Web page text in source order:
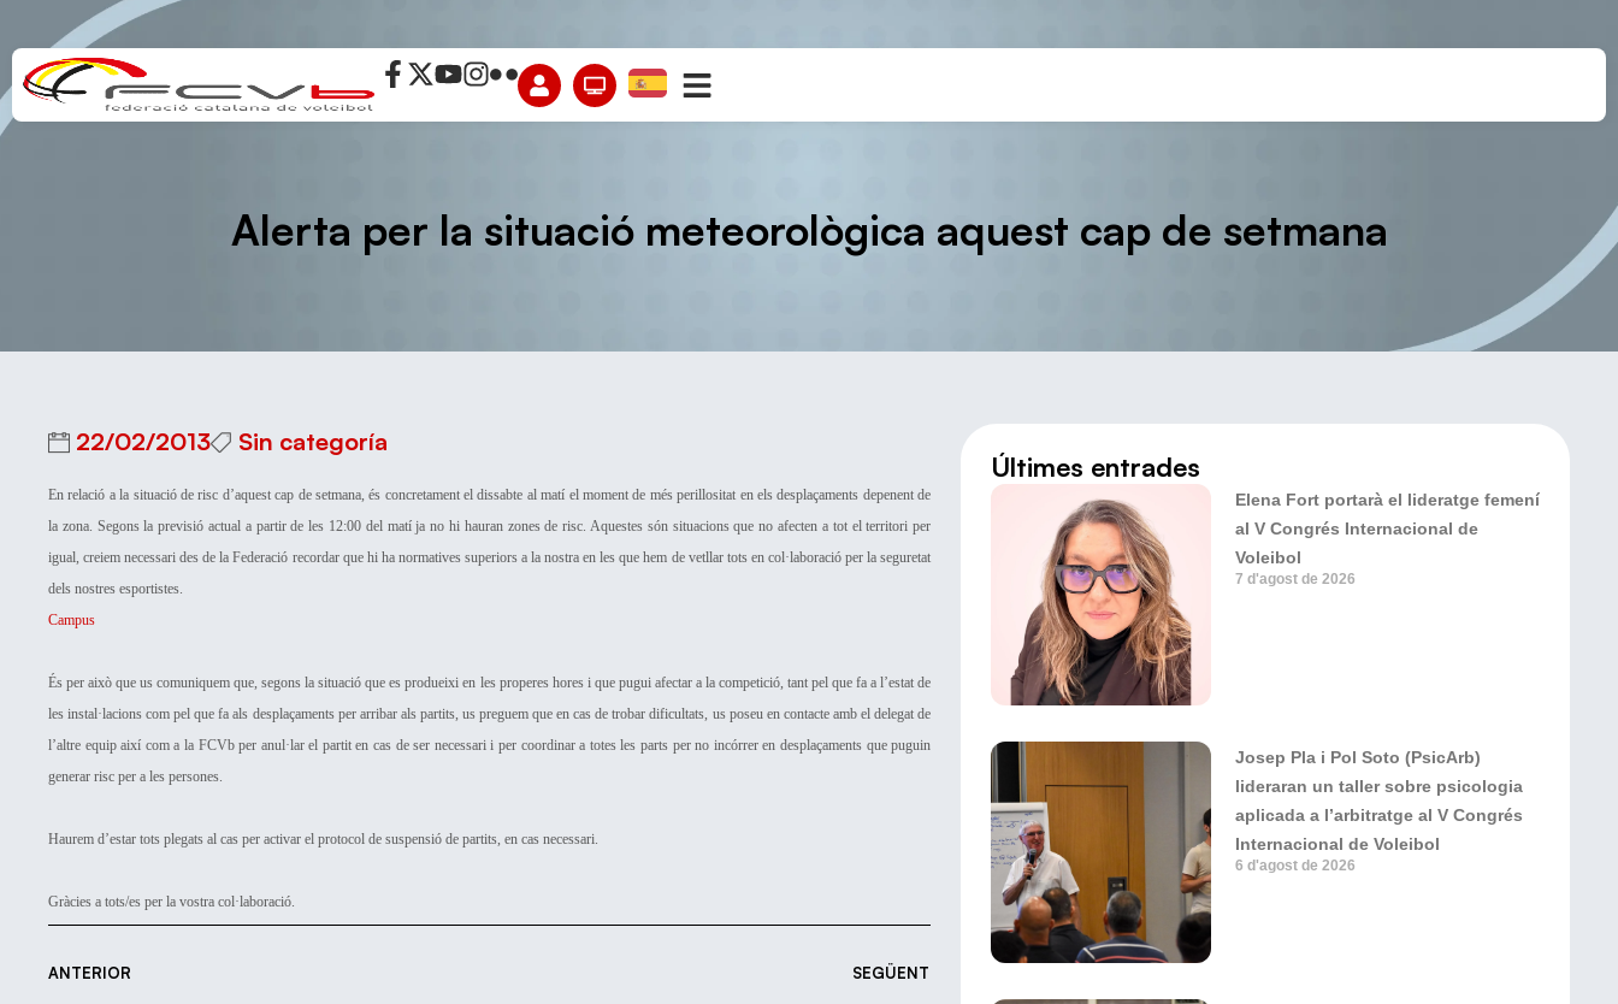
Alerta per la situació meteorològica aquest cap de setmana
22/02/2013 Sin categoría
En relació a la situació de risc d’aquest cap de setmana, és concretament el dissabte al matí el moment de més perillositat en els desplaçaments depenent de
la zona. Segons la previsió actual a partir de les 12:00 del matí ja no hi hauran zones de risc. Aquestes són situacions que no afecten a tot el territori per
igual, creiem necessari des de la Federació recordar que hi ha normatives superiors a la nostra en les que hem de vetllar tots en col·laboració per la seguretat
dels nostres esportistes.
Campus
És per això que us comuniquem que, segons la situació que es produeixi en les properes hores i que pugui afectar a la competició, tant pel que fa a l’estat de
les instal·lacions com pel que fa als desplaçaments per arribar als partits, us preguem que en cas de trobar dificultats, us poseu en contacte amb el delegat de
l’altre equip així com a la FCVb per anul·lar el partit en cas de ser necessari i per coordinar a totes les parts per no incórrer en desplaçaments que puguin
generar risc per a les persones.
Haurem d’estar tots plegats al cas per activar el protocol de suspensió de partits, en cas necessari.
Gràcies a tots/es per la vostra col·laboració.
ANTERIOR SEGÜENT
Últimes entrades
Elena Fort portarà el lideratge femení
al V Congrés Internacional de
Voleibol
7 d'agost de 2026
Josep Pla i Pol Soto (PsicArb)
lideraran un taller sobre psicologia
aplicada a l’arbitratge al V Congrés
Internacional de Voleibol
6 d'agost de 2026